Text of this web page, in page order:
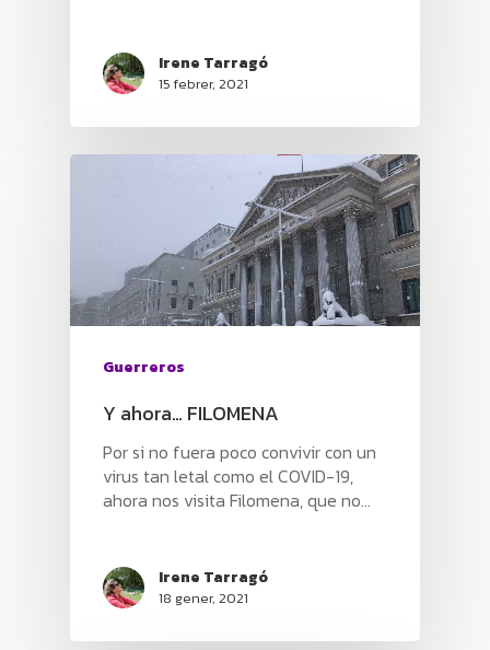
Irene Tarragó
15 febrer, 2021
Guerreros
Y ahora… FILOMENA
Por si no fuera poco convivir con un
virus tan letal como el COVID-19,
ahora nos visita Filomena, que no…
Irene Tarragó
18 gener, 2021